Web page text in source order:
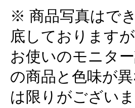
※ 商品写真はで
底しておりますが
お使いのモニタ
の商品と色味が
は限りがござい